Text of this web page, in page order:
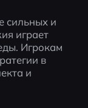
сильных и
играет
Игрокам
в
и